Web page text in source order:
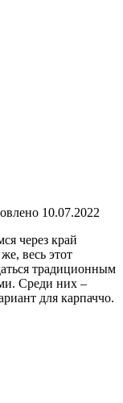
10.07.2022
через край
весь этот
традиционным
Среди них –
для карпаччо.